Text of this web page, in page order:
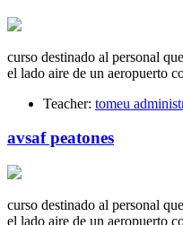
curso destinado al personal
el lado aire de un aeropuerto
Teacher: tomeu
avsaf peatones
curso destinado al personal
el lado aire de un aeropuerto